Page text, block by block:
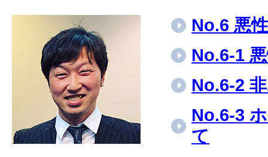
No.6 悪
No.6-1
No.6-2
No.6-3
て